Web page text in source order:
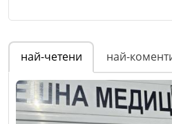
Име*
Email
най-четени най-